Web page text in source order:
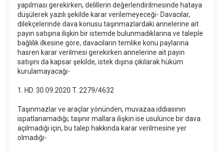
yapılması gerekirken, delillerin değerlendirilmesinde hataya
düşülerek yazılı şekilde karar verilemeyeceği- Davacılar,
dilekçelerinde dava konusu taşınmazlardaki annelerine ait
payın satışına ilişkin bir istemde bulunmadıklarına ve taleple
bağlılık ilkesine göre, davacıların temlike konu paylarına
hasren karar verilmesi gerekirken annelerine ait payın
satışını da kapsar şekilde, istek dışına çıkılarak hüküm
kurulamayacağı-
1. HD. 30.09.2020 T. 2279/4632
Taşınmazlar ve araçlar yönünden, muvazaa iddiasının
ispatlanamadığı; taşınır mallara ilişkin ise usulünce bir dava
açılmadığı için, bu talep hakkında karar verilmesine yer
olmadığı-